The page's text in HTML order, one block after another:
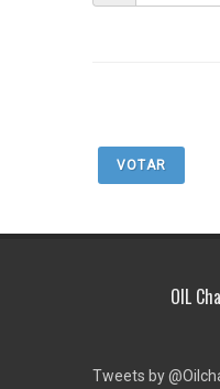
VOTAR
OIL
Tweets by